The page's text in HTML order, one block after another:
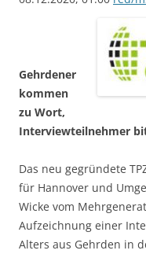
Gehrdener
kommen
zu Wort,
Interviewteilnehmer
Das neu gegründete
für Hannover und
Wicke vom
Aufzeichnung einer
Alters aus Gehrden in